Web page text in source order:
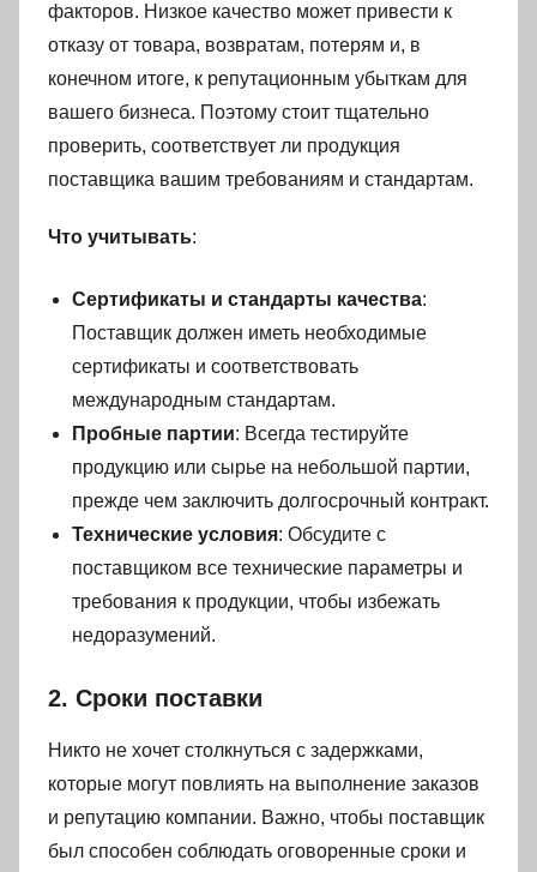
факторов. Низкое качество может привести к
отказу от товара, возвратам, потерям и, в
конечном итоге, к репутационным убыткам для
вашего бизнеса. Поэтому стоит тщательно
проверить, соответствует ли продукция
поставщика вашим требованиям и стандартам.
Что учитывать:
Сертификаты и стандарты качества:
Поставщик должен иметь необходимые
сертификаты и соответствовать
международным стандартам.
Пробные партии: Всегда тестируйте
продукцию или сырье на небольшой партии,
прежде чем заключить долгосрочный контракт.
Технические условия: Обсудите с
поставщиком все технические параметры и
требования к продукции, чтобы избежать
недоразумений.
2. Сроки поставки
Никто не хочет столкнуться с задержками,
которые могут повлиять на выполнение заказов
и репутацию компании. Важно, чтобы поставщик
был способен соблюдать оговоренные сроки и